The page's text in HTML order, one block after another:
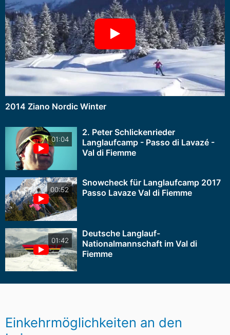
2014 Ziano Nordic Winter
01:04
2. Peter Schlickenrieder
Langlaufcamp - Passo di Lavazé -
Val di Fiemme
00:52
Snowcheck für Langlaufcamp 2017
Passo Lavaze Val di Fiemme
01:42
Deutsche Langlauf-
Nationalmannschaft im Val di
Fiemme
Einkehrmöglichkeiten an den